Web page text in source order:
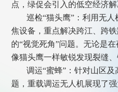
点，绿促会引入的低空经济
巡检“猫头鹰”：利用无
焦设备，重点解决跨江、跨
的“视觉死角”问题。无论是
像猫头鹰一样敏锐发现裂缝
调运“蜜蜂”：针对山区
题，重载调运无人机展现了